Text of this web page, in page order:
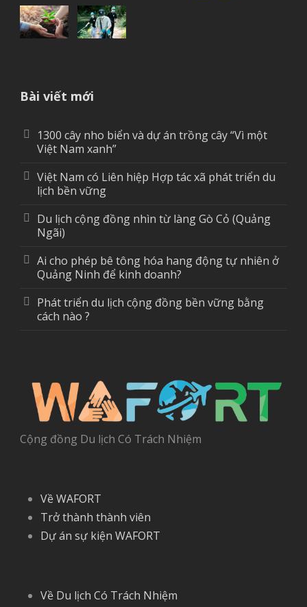
Bài viết mới
1300 cây nho biển và dự án trồng cây “Vì một
Việt Nam xanh”
Việt Nam có Liên hiệp Hợp tác xã phát triển du
lịch bền vững
Du lịch cộng đồng nhìn từ làng Gò Cỏ (Quảng
Ngãi)
Ai cho phép bê tông hóa hang động tự nhiên ở
Quảng Ninh để kinh doanh?
Phát triển du lịch cộng đồng bền vững bằng
cách nào ?
Cộng đồng Du lịch Có Trách Nhiệm
Về WAFORT
Trở thành thành viên
Dự án sự kiện WAFORT
Về Du lịch Có Trách Nhiệm